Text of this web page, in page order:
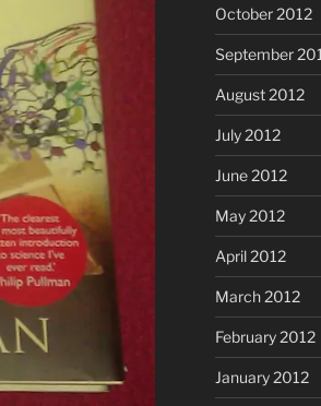
October 2012
September
August 2012
July 2012
June 2012
May 2012
April 2012
March 2012
February 2012
January 2012